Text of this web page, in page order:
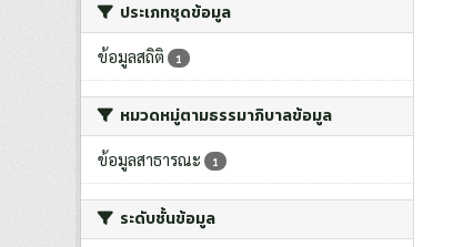
ประเภทชุดข้อมูล
ข้อมูลสถิติ 1
หมวดหมู่ตามธรรมาภิบาลข้อมูล
ข้อมูลสาธารณะ 1
ระดับชั้นข้อมูล